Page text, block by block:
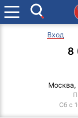
Вход
8
Москва,
Сб с